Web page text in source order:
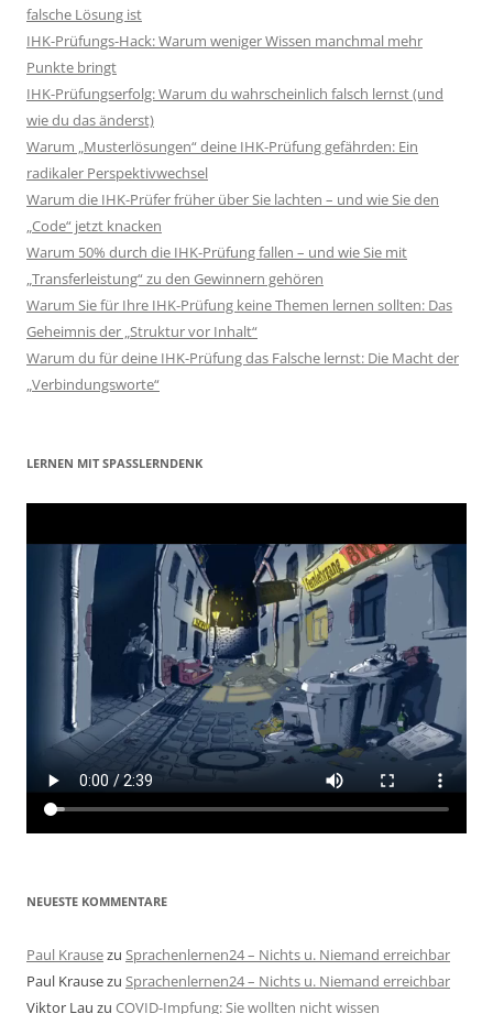
falsche Lösung ist
IHK-Prüfungs-Hack: Warum weniger Wissen manchmal mehr
Punkte bringt
IHK-Prüfungserfolg: Warum du wahrscheinlich falsch lernst (und
wie du das änderst)
Warum „Musterlösungen“ deine IHK-Prüfung gefährden: Ein
radikaler Perspektivwechsel
Warum die IHK-Prüfer früher über Sie lachten – und wie Sie den
„Code“ jetzt knacken
Warum 50% durch die IHK-Prüfung fallen – und wie Sie mit
„Transferleistung“ zu den Gewinnern gehören
Warum Sie für Ihre IHK-Prüfung keine Themen lernen sollten: Das
Geheimnis der „Struktur vor Inhalt“
Warum du für deine IHK-Prüfung das Falsche lernst: Die Macht der
„Verbindungsworte“
LERNEN MIT SPASSLERNDENK
NEUESTE KOMMENTARE
Paul Krausezu Sprachenlernen24 – Nichts u. Niemand erreichbar
Paul Krausezu Sprachenlernen24 – Nichts u. Niemand erreichbar
Viktor Lau zu COVID-Impfung: Sie wollten nicht wissen